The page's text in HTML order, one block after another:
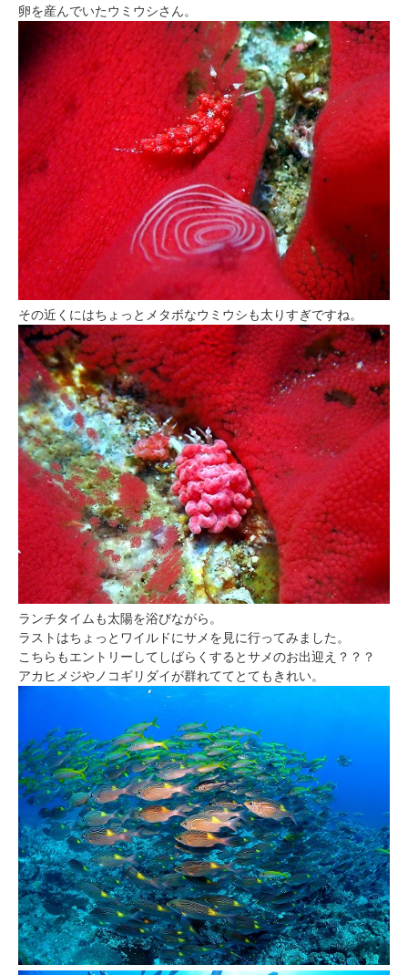
卵を産んでいたウミウシさん。
その近くにはちょっとメタボなウミウシも太りすぎですね。
ランチタイムも太陽を浴びながら。
ラストはちょっとワイルドにサメを見に行ってみました。
こちらもエントリーしてしばらくするとサメのお出迎え？？？
アカヒメジやノコギリダイが群れててとてもきれい。